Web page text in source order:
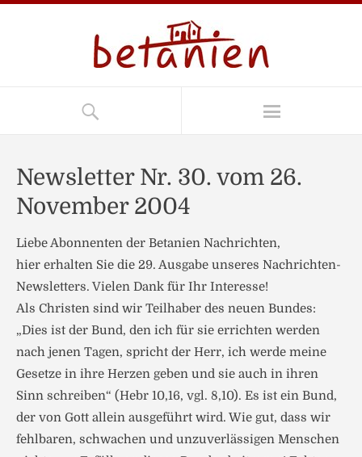
Newsletter Nr. 30. vom 26.
November 2004
Liebe Abonnenten der Betanien Nachrichten,
hier erhalten Sie die 29. Ausgabe unseres Nachrichten-
Newsletters. Vielen Dank für Ihr Interesse!
Als Christen sind wir Teilhaber des neuen Bundes:
„Dies ist der Bund, den ich für sie errichten werden
nach jenen Tagen, spricht der Herr, ich werde meine
Gesetze in ihre Herzen geben und sie auch in ihren
Sinn schreiben“ (Hebr 10,16, vgl. 8,10). Es ist ein Bund,
der von Gott allein ausgeführt wird. Wie gut, dass wir
fehlbaren, schwachen und unzuverlässigen Menschen